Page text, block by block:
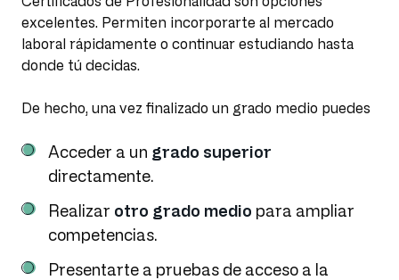
excelentes. Permiten incorporarte al mercado
laboral rápidamente o continuar estudiando hasta
donde tú decidas.
De hecho, una vez finalizado un grado medio puedes
Acceder a un grado superior
directamente.
Realizar otro grado medio para ampliar
competencias.
Presentarte a pruebas de acceso a la